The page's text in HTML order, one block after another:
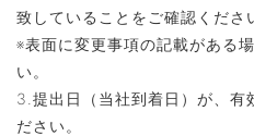
致していることをご確認くださ
※表面に変更事項の記載がある
い。
3.提出日（当社到着日）が、有
ださい。